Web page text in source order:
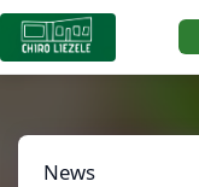
Skip to main content
News